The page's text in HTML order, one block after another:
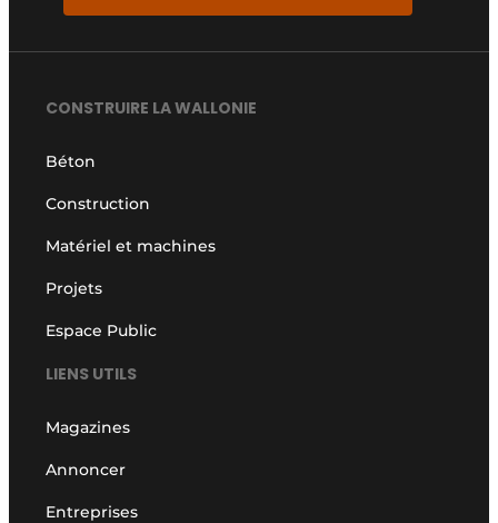
CONSTRUIRE LA WALLONIE
Béton
Construction
Matériel et machines
Projets
Espace Public
LIENS UTILS
Magazines
Annoncer
Entreprises